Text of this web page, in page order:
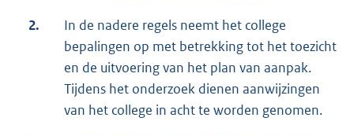
2.
In de nadere regels neemt het college
bepalingen op met betrekking tot het toezicht
en de uitvoering van het plan van aanpak.
Tijdens het onderzoek dienen aanwijzingen
van het college in acht te worden genomen.